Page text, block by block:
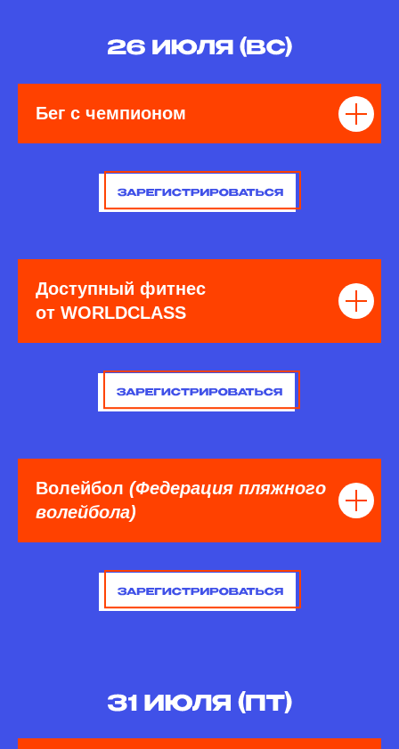
Бег с чемпионом
Доступный фитнес
от WORLDCLASS
Волейбол (Федерация пляжного
волейбола)